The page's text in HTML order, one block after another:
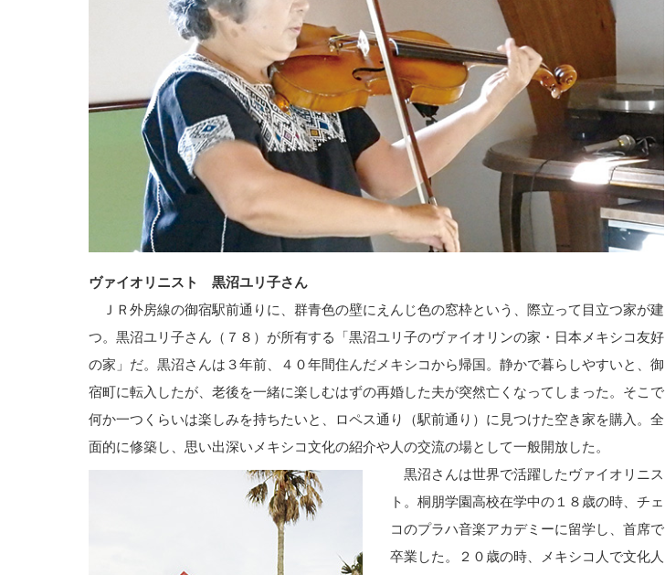
ヴァイオリニスト 黒沼ユリ子さん
ＪＲ外房線の御宿駅前通りに、群青色の壁にえんじ色の窓枠という、際立って目立つ家が建
つ。黒沼ユリ子さん（７８）が所有する「黒沼ユリ子のヴァイオリンの家・日本メキシコ友好
の家」だ。黒沼さんは３年前、４０年間住んだメキシコから帰国。静かで暮らしやすいと、御
宿町に転入したが、老後を一緒に楽しむはずの再婚した夫が突然亡くなってしまった。そこで
何か一つくらいは楽しみを持ちたいと、ロペス通り（駅前通り）に見つけた空き家を購入。全
面的に修築し、思い出深いメキシコ文化の紹介や人の交流の場として一般開放した。
黒沼さんは世界で活躍したヴァイオリニス
ト。桐朋学園高校在学中の１８歳の時、チェ
コのプラハ音楽アカデミーに留学し、首席で
卒業した。２０歳の時、メキシコ人で文化人